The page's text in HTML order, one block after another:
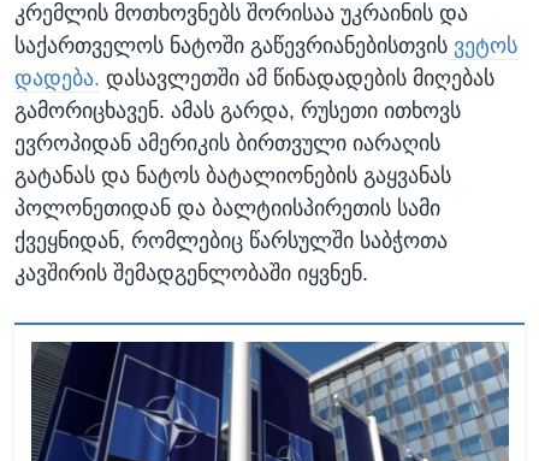
კრემლის მოთხოვნებს შორისაა უკრაინის და
საქართველოს ნატოში გაწევრიანებისთვის ვეტოს
დადება. დასავლეთში ამ წინადადების მიღებას
გამორიცხავენ. ამას გარდა, რუსეთი ითხოვს
ევროპიდან ამერიკის ბირთვული იარაღის
გატანას და ნატოს ბატალიონების გაყვანას
პოლონეთიდან და ბალტიისპირეთის სამი
ქვეყნიდან, რომლებიც წარსულში საბჭოთა
კავშირის შემადგენლობაში იყვნენ.